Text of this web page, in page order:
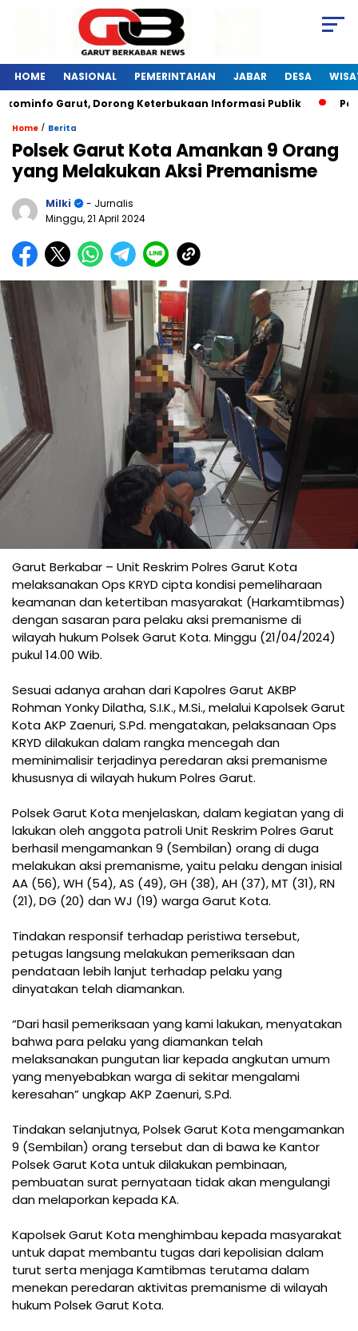
HOME NASIONAL PEMERINTAHAN JABAR DESA
Garut, Dorong Keterbukaan Informasi Publik
Home / Berita
Polsek Garut Kota Amankan 9 Orang
yang Melakukan Aksi Premanisme
Milki
- Jurnalis
Minggu, 21 April 2024
Garut Berkabar – Unit Reskrim Polres Garut Kota
melaksanakan Ops KRYD cipta kondisi pemeliharaan
keamanan dan ketertiban masyarakat (Harkamtibmas)
dengan sasaran para pelaku aksi premanisme di
wilayah hukum Polsek Garut Kota. Minggu (21/04/2024)
pukul 14.00 Wib.
Sesuai adanya arahan dari Kapolres Garut AKBP
Rohman Yonky Dilatha, S.I.K., M.Si., melalui Kapolsek Garut
Kota AKP Zaenuri, S.Pd. mengatakan, pelaksanaan Ops
KRYD dilakukan dalam rangka mencegah dan
meminimalisir terjadinya peredaran aksi premanisme
khususnya di wilayah hukum Polres Garut.
Polsek Garut Kota menjelaskan, dalam kegiatan yang di
lakukan oleh anggota patroli Unit Reskrim Polres Garut
berhasil mengamankan 9 (Sembilan) orang di duga
melakukan aksi premanisme, yaitu pelaku dengan inisial
AA (56), WH (54), AS (49), GH (38), AH (37), MT (31), RN
(21), DG (20) dan WJ (19) warga Garut Kota.
Tindakan responsif terhadap peristiwa tersebut,
petugas langsung melakukan pemeriksaan dan
pendataan lebih lanjut terhadap pelaku yang
dinyatakan telah diamankan.
“Dari hasil pemeriksaan yang kami lakukan, menyatakan
bahwa para pelaku yang diamankan telah
melaksanakan pungutan liar kepada angkutan umum
yang menyebabkan warga di sekitar mengalami
keresahan” ungkap AKP Zaenuri, S.Pd.
Tindakan selanjutnya, Polsek Garut Kota mengamankan
9 (Sembilan) orang tersebut dan di bawa ke Kantor
Polsek Garut Kota untuk dilakukan pembinaan,
pembuatan surat pernyataan tidak akan mengulangi
dan melaporkan kepada KA.
Kapolsek Garut Kota menghimbau kepada masyarakat
untuk dapat membantu tugas dari kepolisian dalam
turut serta menjaga Kamtibmas terutama dalam
menekan peredaran aktivitas premanisme di wilayah
hukum Polsek Garut Kota.